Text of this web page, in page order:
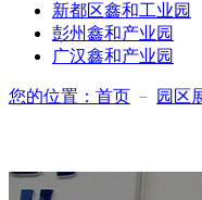
新都区鑫和工业园
彭州鑫和产业园
广汉鑫和产业园
您的位置： 首页 － 园区